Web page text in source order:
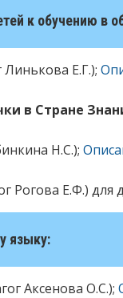
к обучению в
Линькова Е.Г.);
в Стране
Н.С.);
Рогова Е.Ф.) для
языку:
Аксенова О.С.);